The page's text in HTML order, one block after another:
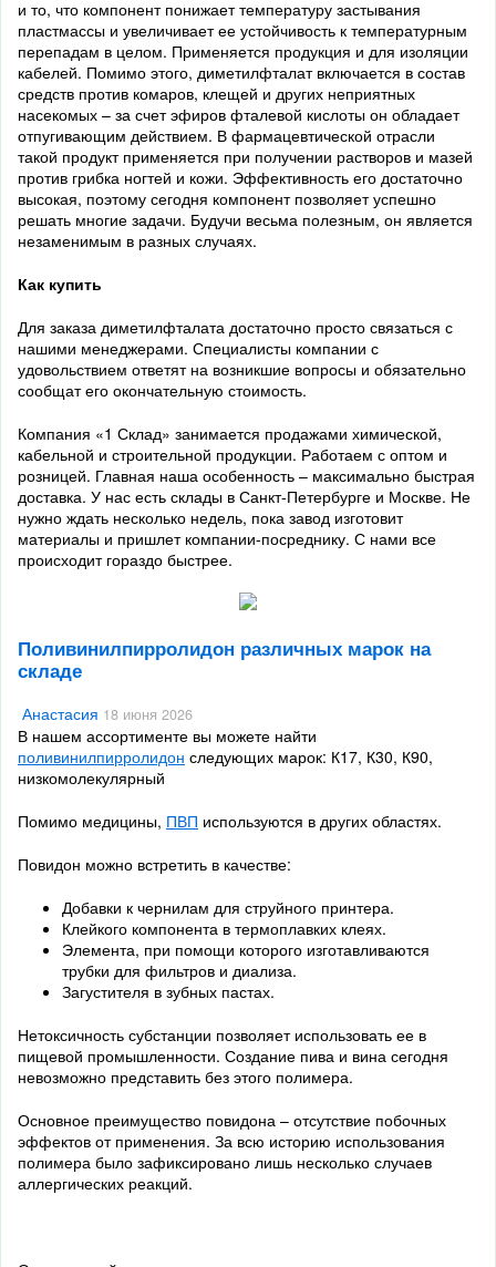
и то, что компонент понижает температуру застывания
пластмассы и увеличивает ее устойчивость к температурным
перепадам в целом. Применяется продукция и для изоляции
кабелей. Помимо этого, диметилфталат включается в состав
средств против комаров, клещей и других неприятных
насекомых – за счет эфиров фталевой кислоты он обладает
отпугивающим действием. В фармацевтической отрасли
такой продукт применяется при получении растворов и мазей
против грибка ногтей и кожи. Эффективность его достаточно
высокая, поэтому сегодня компонент позволяет успешно
решать многие задачи. Будучи весьма полезным, он является
незаменимым в разных случаях.
Как купить
Для заказа диметилфталата достаточно просто связаться с
нашими менеджерами. Специалисты компании с
удовольствием ответят на возникшие вопросы и обязательно
сообщат его окончательную стоимость.
Компания «1 Склад» занимается продажами химической,
кабельной и строительной продукции. Работаем с оптом и
розницей. Главная наша особенность – максимально быстрая
доставка. У нас есть склады в Санкт-Петербурге и Москве. Не
нужно ждать несколько недель, пока завод изготовит
материалы и пришлет компании-посреднику. С нами все
происходит гораздо быстрее.
Поливинилпирролидон различных марок на
складе
Анастасия 18 июня 2026
В нашем ассортименте вы можете найти
поливинилпирролидон следующих марок: К17, К30, К90,
низкомолекулярный
Помимо медицины, ПВП используются в других областях.
Повидон можно встретить в качестве:
Добавки к чернилам для струйного принтера.
Клейкого компонента в термоплавких клеях.
Элемента, при помощи которого изготавливаются
трубки для фильтров и диализа.
Загустителя в зубных пастах.
Нетоксичность субстанции позволяет использовать ее в
пищевой промышленности. Создание пива и вина сегодня
невозможно представить без этого полимера.
Основное преимущество повидона – отсутствие побочных
эффектов от применения. За всю историю использования
полимера было зафиксировано лишь несколько случаев
аллергических реакций.